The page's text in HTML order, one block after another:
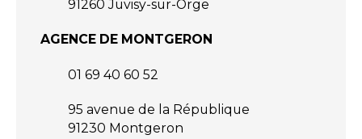
91260 Juvisy-sur-Orge
AGENCE DE MONTGERON
01 69 40 60 52
95 avenue de la République
91230 Montgeron